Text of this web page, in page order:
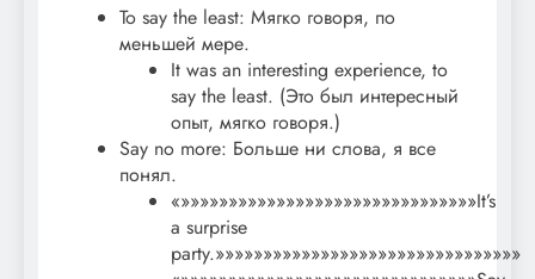
To say the least: Мягко говоря, по
меньшей мере.
It was an interesting experience, to
say the least. (Это был интересный
опыт, мягко говоря.)
Say no more: Больше ни слова, я все
понял.
«»»»»»»»»»»»»»»»»»»»»»»»»»»»»»»»It’s
a surprise
party.»»»»»»»»»»»»»»»»»»»»»»»»»»»»»»»»